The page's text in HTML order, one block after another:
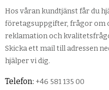
Hos våran kundtjänst får du
företagsuppgifter, frågor om
reklamation och
Skicka ett mail till adressen
hjälper vi dig.
Telefon: +46 581 135 00